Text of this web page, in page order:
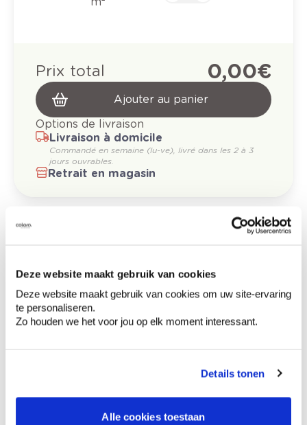
Deze website maakt gebruik van cookies
Deze website maakt gebruik van cookies om uw site-ervaring
te personaliseren.
Zo houden we het voor jou op elk moment interessant.
Details tonen
Alle cookies toestaan
Prix total 0,00 €
Ajouter au panier
Options de livraison
Livraison à domicile
Commandé en semaine (lu-ve), livré dans les 2 à 3
jours ouvrables.
Retrait en magasin
Comment utiliser?